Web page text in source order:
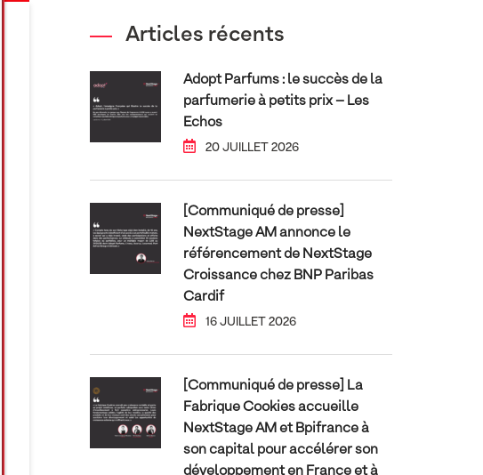
Articles récents
Adopt Parfums : le succès de la
parfumerie à petits prix – Les
Echos
20 JUILLET 2026
[Communiqué de presse]
NextStage AM annonce le
référencement de NextStage
Croissance chez BNP Paribas
Cardif
16 JUILLET 2026
[Communiqué de presse] La
Fabrique Cookies accueille
NextStage AM et Bpifrance à
son capital pour accélérer son
développement en France et à